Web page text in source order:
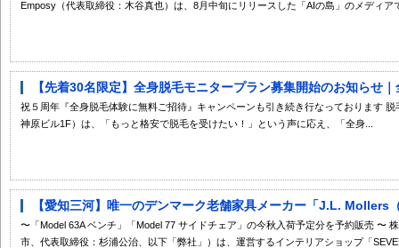
Emposy（代表取締役：木谷真也）は、8月中旬にリリースした「AIの島」のメディア
【先着30名限定】全身脱毛モニタープラン募集開始のお知らせ
祝５周年『全身脱毛体験に無料ご招待』キャンペーンも引き続き行なっております
神原ビル1F）は、「もっと格安で脱毛を受けたい！」という声に応え、「全身...
【愛知三河】唯一のデンマーク老舗家具メーカー「J.L. Mollers
〜「Model 63A ベンチ」「Model 77 サイドチェア」の今秋入荷予定分を予約販売 〜
市、代表取締役：杉浦公治、以下「弊社」）は、運営するインテリアショップ「